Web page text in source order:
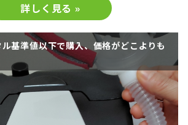
詳しく見る »
基準値以下で購入、価格がどこよりも